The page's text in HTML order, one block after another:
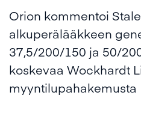
Orion kommentoi
alkuperälääkkeen
37,5/200/150 ja 50/
koskevaa Wockhardt
myyntilupahakemusta